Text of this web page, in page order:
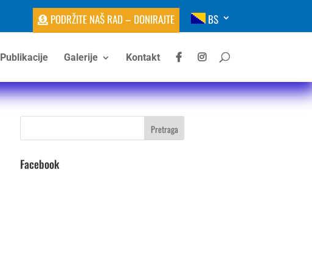
PODRŽITE NAŠ RAD – DONIRAJTE BS
Publikacije Galerije Kontakt
Facebook